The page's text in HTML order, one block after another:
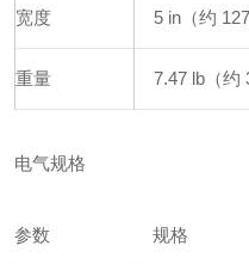
宽度 5 in（约
重量 7.47 lb（约
电气规格
参数 规格